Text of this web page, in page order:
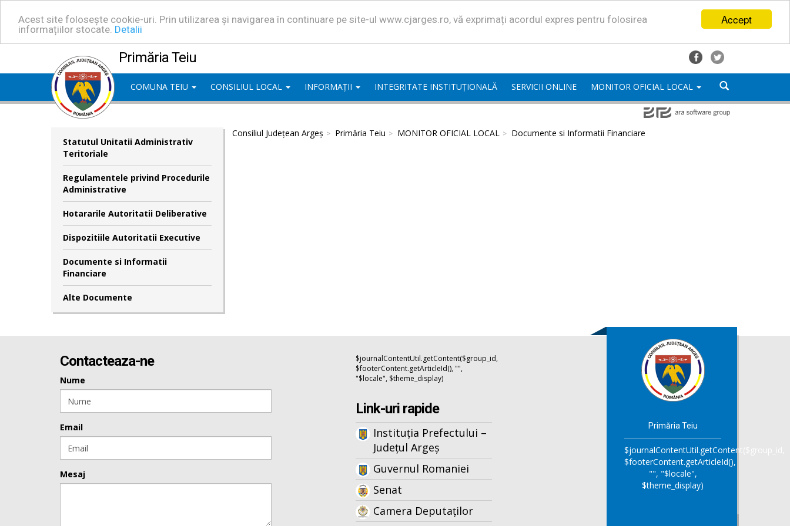
Accept
Acest site folosește cookie-uri. Prin utilizarea și navigarea în continuare pe site-ul www.cjarges.ro, vă exprimați acordul expres pentru folosirea
informațiilor stocate. Detalii
Primăria Teiu
COMUNA TEIU CONSILIUL LOCAL INFORMAȚII INTEGRITATE INSTITUȚIONALĂ SERVICII ONLINE MONITOR OFICIAL LOCAL
Statutul Unitatii Administrativ
Teritoriale
Regulamentele privind Procedurile
Administrative
Hotararile Autoritatii Deliberative
Dispozitiile Autoritatii Executive
Documente si Informatii
Financiare
Alte Documente
Consiliul Județean Argeș Primăria Teiu MONITOR OFICIAL LOCAL Documente si Informatii Financiare
Contacteaza-ne
Nume
Email
Mesaj
$journalContentUtil.getContent($group_id,
$footerContent.getArticleId(), "",
"$locale", $theme_display)
Link-uri rapide
Instituția Prefectului –
Județul Argeș
Guvernul Romaniei
Senat
Camera Deputaților
Primăria Teiu
$journalContentUtil.getContent($group_id,
$footerContent.getArticleId(),
"", "$locale",
$theme_display)